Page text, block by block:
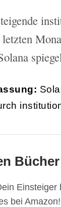
bei Amazon!